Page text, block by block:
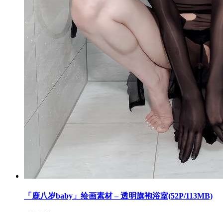
「鹿八岁baby」绘画素材 – 透明旗袍浴室(52P/113MB)